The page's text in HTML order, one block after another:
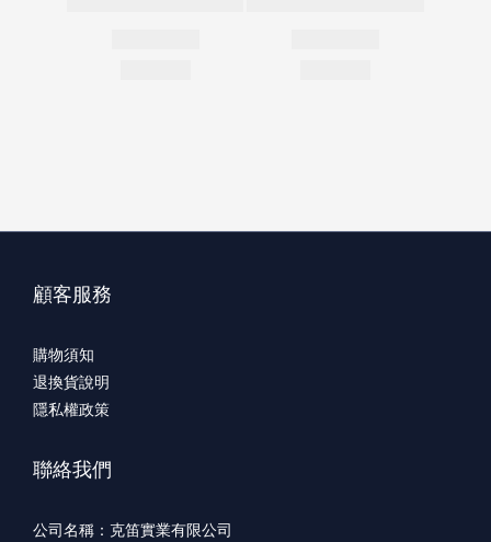
顧客服務
購物須知
退換貨說明
隱私權政策
聯絡我們
公司名稱：克笛實業有限公司